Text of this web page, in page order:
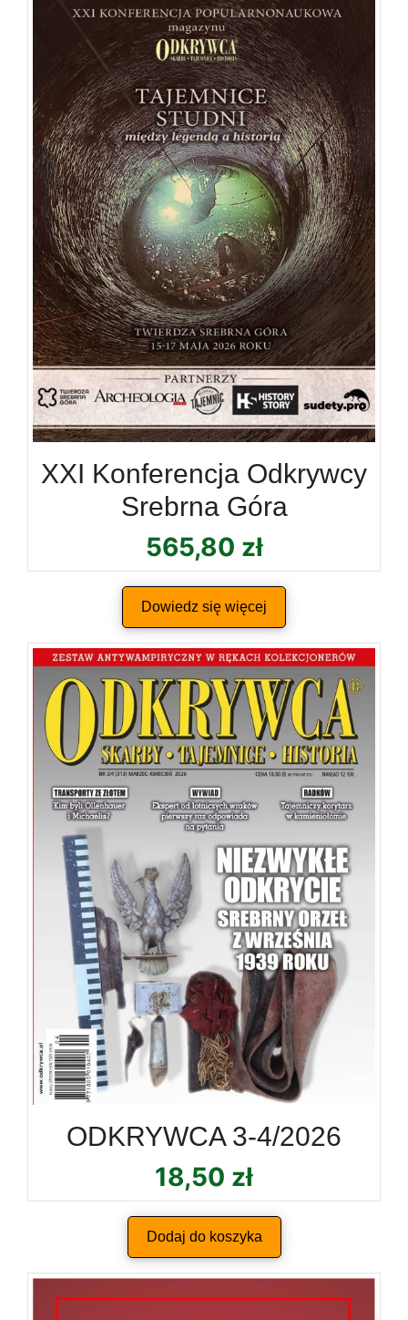
XXI Konferencja Odkrywcy
Srebrna Góra
565,80 zł
Dowiedz się więcej
ODKRYWCA 3-4/2026
18,50 zł
Dodaj do koszyka
Ten
produkt